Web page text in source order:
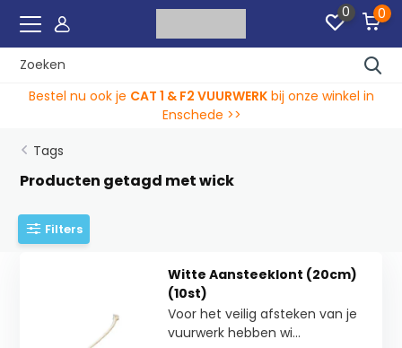
0 0
Bestel nu ook je CAT 1 & F2 VUURWERK bij onze winkel in
Enschede >>
Tags
Producten getagd met wick
Filters
Witte Aansteeklont (20cm)
(10st)
Voor het veilig afsteken van je
vuurwerk hebben wi...